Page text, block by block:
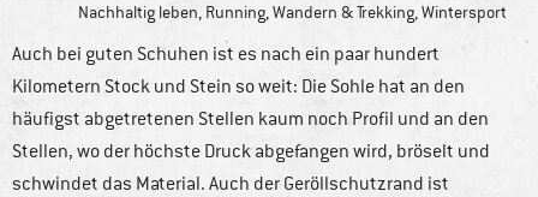
Nachhaltig leben, Running,Wandern & Trekking,Wintersport
Auch bei guten Schuhen ist es nach ein paar hundert
Kilometern Stock und Stein so weit: Die Sohle hat an den
häufigst abgetretenen Stellen kaum noch Profil und an den
Stellen, wo der höchste Druck abgefangen wird, bröselt und
schwindet das Material. Auch der Geröllschutzrand ist